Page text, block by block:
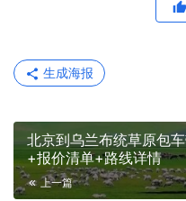
生成海报
北京到乌兰布统草原包
+报价清单+路线详情
上一篇